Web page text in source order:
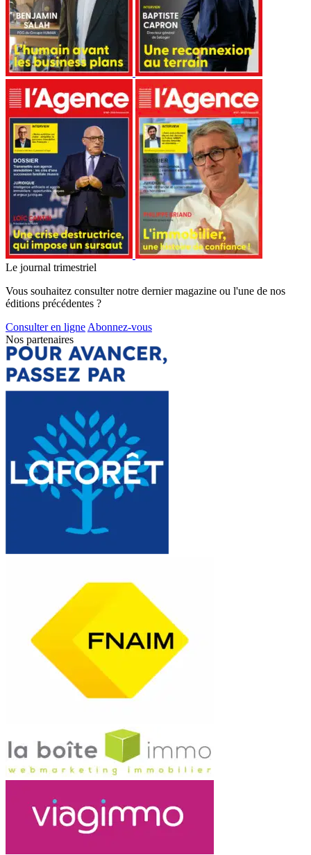
Le journal trimestriel
Vous souhaitez consulter notre dernier magazine ou l'une de nos
éditions précédentes ?
Consulter en ligne Abonnez-vous
Nos partenaires